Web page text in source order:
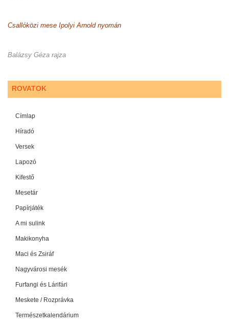
Csallóközi mese Ipolyi Arnold nyomán
Balázsy Géza rajza
ROVATOK
Címlap
Híradó
Versek
Lapozó
Kifestő
Mesetár
Papírjáték
A mi sulink
Makikonyha
Maci és Zsiráf
Nagyvárosi mesék
Furfangi és Lárifári
Meskete / Rozprávka
Természetkalendárium